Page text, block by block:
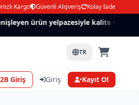
Hızlı Kargo Güvenli Alışveriş Kolay İade
ürün yelpazesiyle kalite ve güven.
TR
Giriş Giriş Kayıt Ol